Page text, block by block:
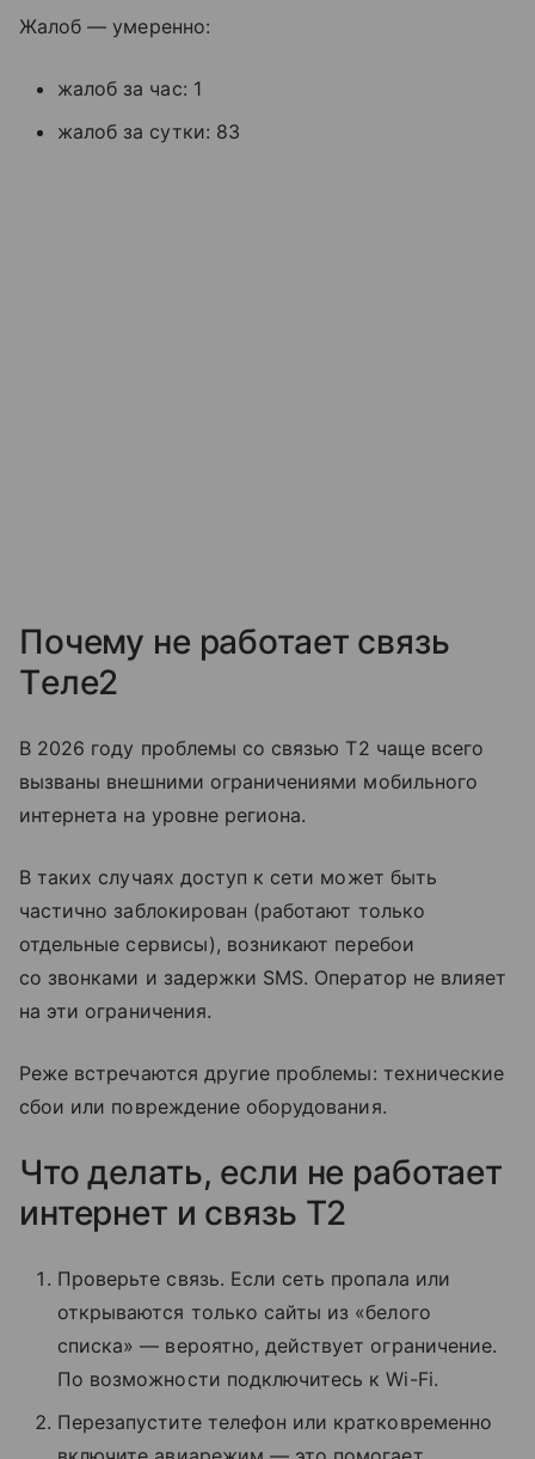
Жалоб — умеренно:
жалоб за час: 1
жалоб за сутки: 83
Почему не работает связь
Tеле2
В 2026 году проблемы со связью T2 чаще всего
вызваны внешними ограничениями мобильного
интернета на уровне региона.
В таких случаях доступ к сети может быть
частично заблокирован (работают только
отдельные сервисы), возникают перебои
со звонками и задержки SMS. Оператор не влияет
на эти ограничения.
Реже встречаются другие проблемы: технические
сбои или повреждение оборудования.
Что делать, если не работает
интернет и связь T2
Проверьте связь. Если сеть пропала или
открываются только сайты из «белого
списка» — вероятно, действует ограничение.
По возможности подключитесь к Wi-Fi.
Перезапустите телефон или кратковременно